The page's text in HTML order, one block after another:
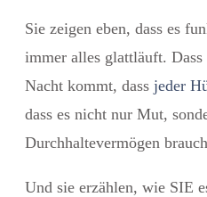
Sie zeigen eben, dass es
immer alles glattläuft.
Nacht kommt, dass jeder
dass es nicht nur Mut,
Durchhaltevermögen
Und sie erzählen, wie SIE